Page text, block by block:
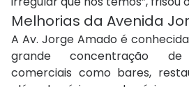
Melhorias da Avenida
A Av. Jorge Amado é
grande concentração de
comerciais como bares,